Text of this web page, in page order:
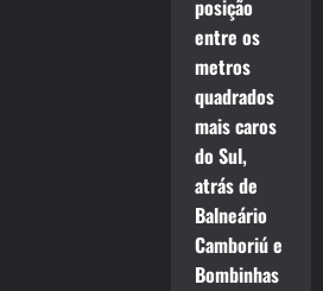
posição
entre os
metros
quadrados
mais caros
do Sul,
atrás de
Balneário
Camboriú e
Bombinhas